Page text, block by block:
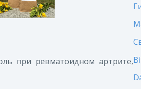
при ревматоидном артрите,